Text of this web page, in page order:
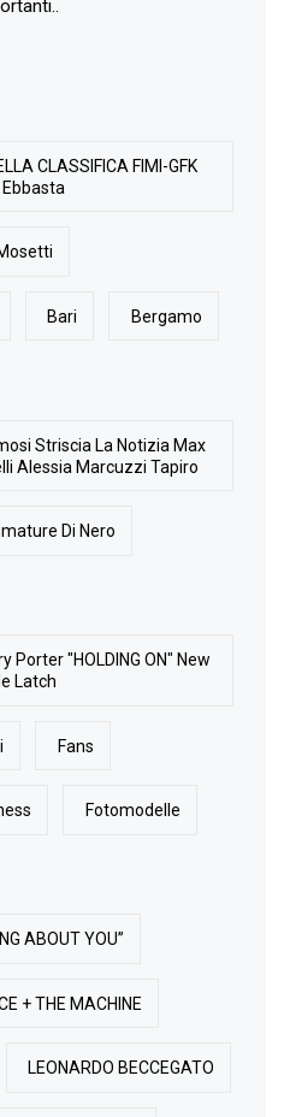
CLASSIFICA FIMI-GFK
Bari Bergamo
Striscia La Notizia Max
Alessia Marcuzzi Tapiro
Di Nero
Porter "HOLDING ON" New
Latch
Fans
Fotomodelle
ABOUT YOU”
+ THE MACHINE
LEONARDO BECCEGATO